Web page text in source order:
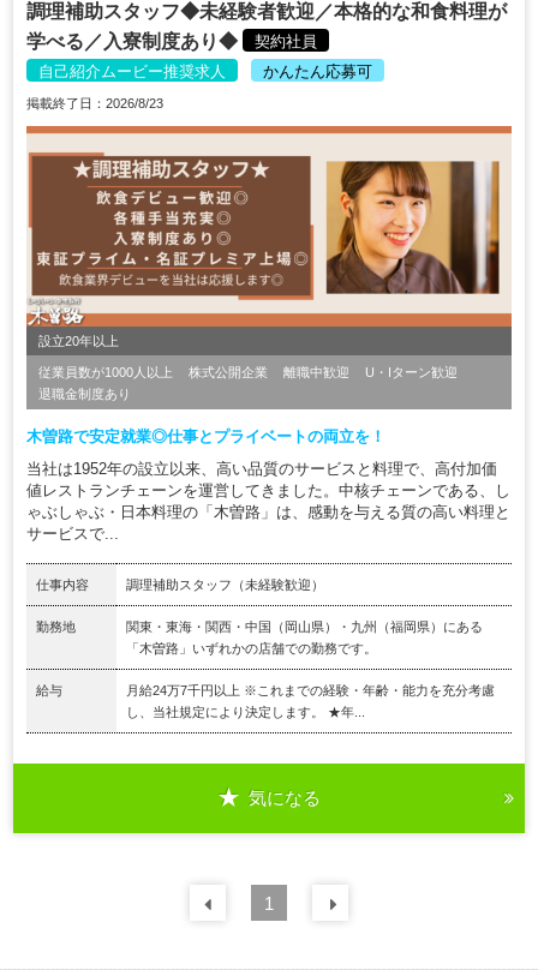
調理補助スタッフ◆未経験者歓迎／本格的な和食料理が
学べる／入寮制度あり◆
契約社員
自己紹介ムービー推奨求人
かんたん応募可
掲載終了日：2026/8/23
設立20年以上
従業員数が1000人以上 株式公開企業 離職中歓迎
U・Iターン歓迎
退職金制度あり
木曽路で安定就業◎仕事とプライベートの両立を！
当社は1952年の設立以来、高い品質のサービスと料理で、高付加価
値レストランチェーンを運営してきました。中核チェーンである、し
ゃぶしゃぶ・日本料理の「木曽路」は、感動を与える質の高い料理と
サービスで...
仕事内容 調理補助スタッフ（未経験歓迎）
勤務地
関東・東海・関西・中国（岡山県）・九州（福岡県）にある
「木曽路」いずれかの店舗での勤務です。
給与
月給24万7千円以上 ※これまでの経験・年齢・能力を充分考慮
し、当社規定により決定します。 ★年...
気になる
前の 件
1